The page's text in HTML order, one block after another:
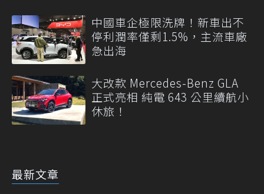
中國車企極限洗牌！新車出不
停利潤率僅剩1.5%，主流車廠
急出海
大改款 Mercedes-Benz GLA
正式亮相 純電 643 公里續航小
休旅！
最新文章